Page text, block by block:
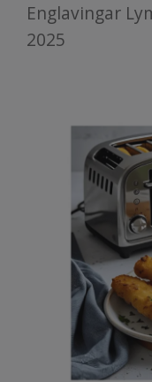
Englavingar
2025